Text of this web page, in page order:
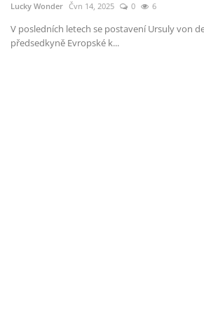
Lucky Wonder Čvn 14, 2025 0 6
V posledních letech se postavení Ursuly von
předsedkyně Evropské k...